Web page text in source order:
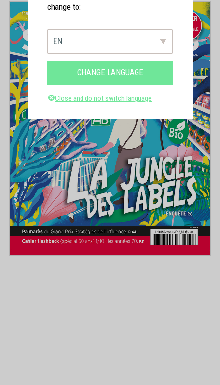
change to:
EN
CHANGE LANGUAGE
Close and do not switch language